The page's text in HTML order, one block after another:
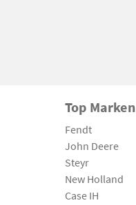
Top Marken
Fendt
John Deere
Steyr
New Holland
Case IH